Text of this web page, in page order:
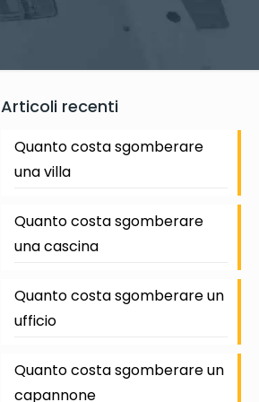
Articoli recenti
Quanto costa sgomberare
una villa
Quanto costa sgomberare
una cascina
Quanto costa sgomberare un
ufficio
Quanto costa sgomberare un
capannone